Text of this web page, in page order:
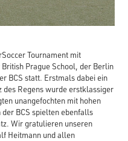
Tournament mit
Prague School, der Berlin
BCS statt. Erstmals dabei ein
des Regens wurde erstklassiger
unangefochten mit hohen
BCS spielten ebenfalls
Wir gratulieren unseren
Heitmann und allen